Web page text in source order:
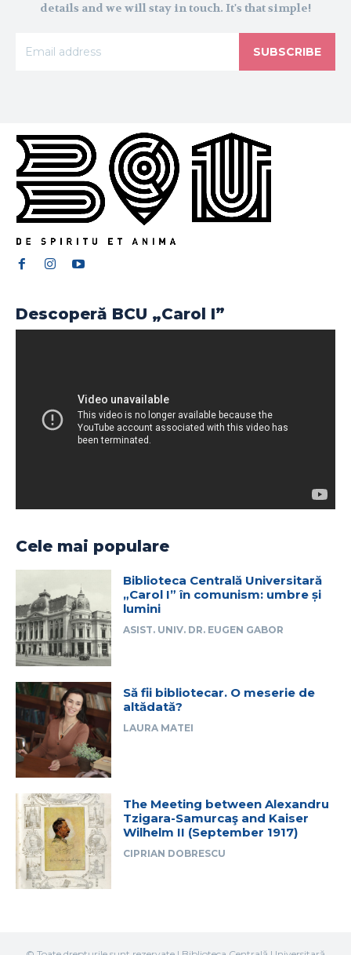
details and we will stay in touch. It's that simple!
SUBSCRIBE
Descoperă BCU „Carol I”
Cele mai populare
Biblioteca Centrală Universitară
„Carol I” în comunism: umbre și
lumini
ASIST. UNIV. DR. EUGEN GABOR
Să fii bibliotecar. O meserie de
altădată?
LAURA MATEI
The Meeting between Alexandru
Tzigara-Samurcaş and Kaiser
Wilhelm II (September 1917)
CIPRIAN DOBRESCU